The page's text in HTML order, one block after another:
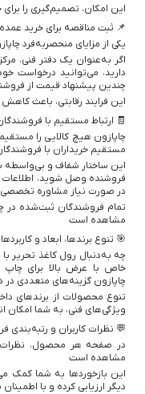
این امکان، تصمیم‌گیری را
📌 ثبت مناقصه برای خرید عمده
یکی از مزایای منحصربه‌فرد
اگر به‌عنوان یک دفتر فنی،
دارید، می‌توانید درخواست
چندین پیشنهاد قیمت از
این فرایند رقابتی، باعث
🧾 ارتباط مستقیم با
چاپازون هیچ کالایی را
مستقیم خریداران با
این ساختار شفاف و
فروشنده وصل شوید،
در صورت نیاز مشاوره تخصصی
تمام فروشندگان ثبت‌شده در
مشاهده است
🎯 تنوع برندها، ابعاد و کاربردها
چه به‌دنبال رول کاغذ تحریر
خاص با عرض بالا برای چاپ
چاپازون گزینه‌های متعددی
تنوع محصولات از برندهای
ویژگی‌های فنی، به شما امکان
💬 نظرات کاربران و رتبه‌بندی
در صفحه هر محصول، نظرات
مشاهده است
این بازخوردها به شما کمک
دیگر ارزیابی کرده و با